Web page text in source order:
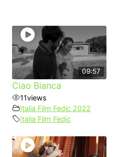
09:57
Ciao Bianca
11views
Italia Film Fedic 2022
Italia Film Fedic